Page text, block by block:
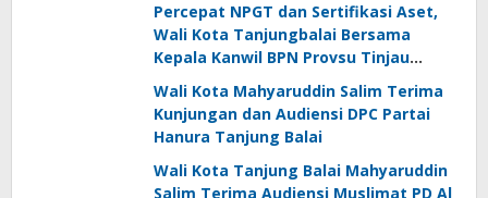
Percepat NPGT dan Sertifikasi Aset,
Wali Kota Tanjungbalai Bersama
Kepala Kanwil BPN Provsu Tinjau
Pulau Milik Pemko
Wali Kota Mahyaruddin Salim Terima
Kunjungan dan Audiensi DPC Partai
Hanura Tanjung Balai
Wali Kota Tanjung Balai Mahyaruddin
Salim Terima Audiensi Muslimat PD Al